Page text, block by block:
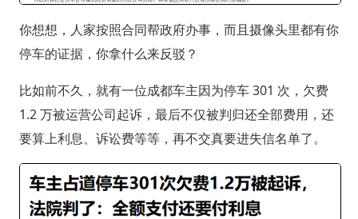
你想想，人家按照合同帮政府办事，而且摄像头里都有你
停车的证据，你拿什么来反驳？
比如前不久，就有一位成都车主因为停车 301 次，欠费
1.2 万被运营公司起诉，最后不仅被判归还全部费用，还
要算上利息、诉讼费等等，再不交真要进失信名单了。